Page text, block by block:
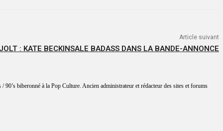
Article suivant
: KATE BECKINSALE BADASS DANS LA BANDE-ANNONCE
biberonné à la Pop Culture. Ancien administrateur et rédacteur des sites et forums